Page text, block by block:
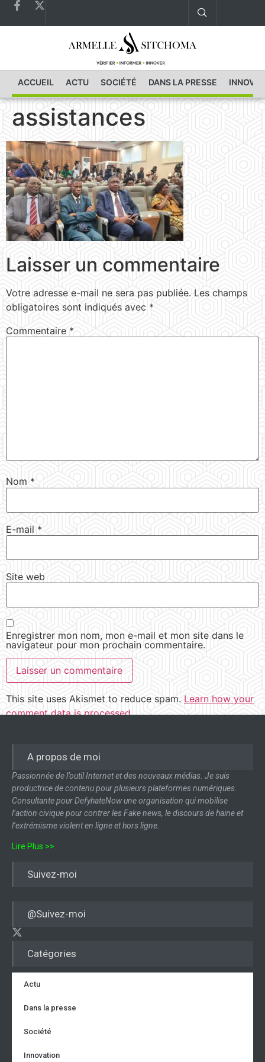
ACCUEIL ACTU SOCIÉTÉ DANS LA PRESSE
assistances
Laisser un commentaire
Votre adresse e-mail ne sera pas publiée. Les champs
obligatoires sont indiqués avec *
Commentaire *
Nom *
E-mail*
Site web
Enregistrer mon nom, mon e-mail et mon site dans le
navigateur pour mon prochain commentaire.
This site uses Akismet to reduce spam. Learn how your
comment data is processed.
Catégories
Actu
Dans la presse
Société
Innovation
A propos de moi
Passionnée de l’outil Internet et des nouveaux médias. Je suis
productrice de contenu pour plusieurs plateformes numériques.
Consultante pour DefyhateNow une organisation qui mobilise
l’action civique pour contrer les Fake news, le discours de haine et
l’extrémisme violent en ligne et hors ligne.
Lire Plus >>
Suivez-moi
@Suivez-moi